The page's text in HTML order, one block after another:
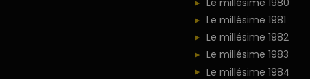
Le millésime 1981
Le millésime 1982
Le millésime 1983
Le millésime 1984